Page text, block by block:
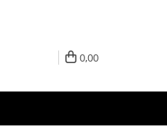
0,00